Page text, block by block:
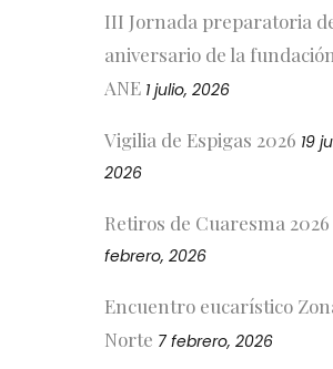
III Jornada preparatoria
aniversario de la
ANE 1 julio, 2026
Vigilia de Espigas 2026 19
2026
Retiros de Cuaresma 2026
febrero, 2026
Encuentro eucarístico
Norte 7 febrero, 2026